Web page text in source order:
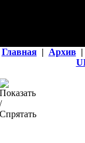
Главная | Архив |